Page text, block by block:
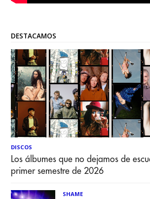
DESTACAMOS
DISCOS
Los álbumes que no dejamos de
primer semestre de 2026
SHAME